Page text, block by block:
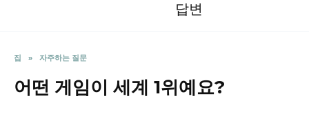
답변
집 » 자주하는 질문
어떤 게임이 세계 1위예요?